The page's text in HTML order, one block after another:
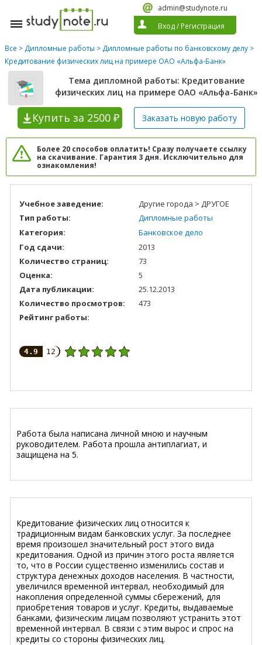
admin@studynote.ru
Вход/ Регистрация
Все > Дипломные работы > Дипломные работы по банковскому делу >
Кредитование физических лиц на примере ОАО «Альфа-Банк»
Тема дипломной работы: Кредитование
физических лиц на примере ОАО «Альфа-Банк»
Купить за 2500 ₽ Заказать новую работу
Более 20 способов оплатить! Сразу получаете ссылку
на скачивание. Гарантия 3 дня. Исключительно для
ознакомления!
Учебное заведение:
Другие города > ДРУГОЕ
Тип работы:
Дипломные работы
Категория:
Банковское дело
Год сдачи:
2013
Количество страниц:
73
Оценка:
5
Дата публикации:
25.12.2013
Количество просмотров:
473
Рейтинг работы:
4.9 12
Работа была написана личной мною и научным
руководителем. Работа прошла антиплагиат, и
защищена на 5.
Кредитование физических лиц относится к
традиционным видам банковских услуг. За последнее
время произошел значительный рост этого вида
кредитования. Одной из причин этого роста является
то, что в России существенно изменились состав и
структура денежных доходов населения. В частности,
увеличился временной интервал, необходимый для
накопления определенной суммы сбережений, для
приобретения товаров и услуг. Кредиты, выдаваемые
банками, физическим лицам позволяют устранить этот
временной интервал. В связи с этим вырос и спрос на
кредиты со стороны физических лиц.